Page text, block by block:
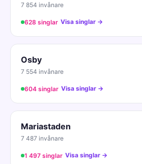
7 854 invånare
628 singlar Visa singlar →
Osby
7 554 invånare
604 singlar Visa singlar →
Mariastaden
7 487 invånare
1 497 singlar Visa singlar →